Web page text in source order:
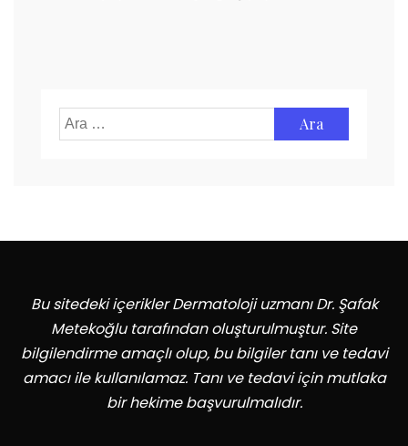
Arama:
Bu sitedeki içerikler Dermatoloji uzmanı Dr. Şafak
Metekoğlu tarafından oluşturulmuştur. Site
bilgilendirme amaçlı olup, bu bilgiler tanı ve tedavi
amacı ile kullanılamaz. Tanı ve tedavi için mutlaka
bir hekime başvurulmalıdır.